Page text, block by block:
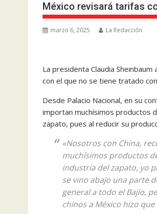
México revisará tarifas
marzo 6, 2025 La Redacción
La presidenta Claudia
con el que no se tiene tratado
Desde Palacio Nacional, en su
importan muchísimos productos
zapato, pues al reducir su
«Nosotros con China,
muchísimos productos
industria del zapato, yo
se vino abajo una parte
general a todo el Bajío,
chinos a México hizo